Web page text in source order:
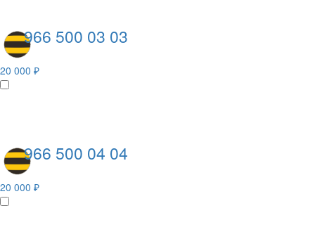
966 500 03 03
20 000 ₽
966 500 04 04
20 000 ₽